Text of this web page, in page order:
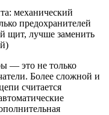
механический
предохранителей
щит, лучше заменить
— это не только
Более сложной и
считается